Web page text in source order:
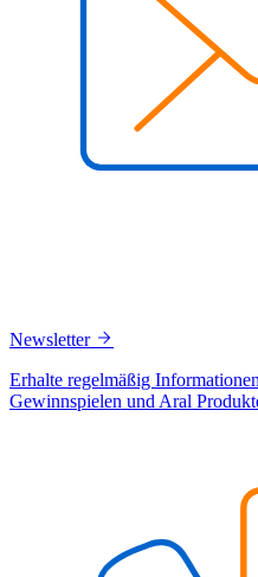
Newsletter
Erhalte regelmäßig
Gewinnspielen und Aral